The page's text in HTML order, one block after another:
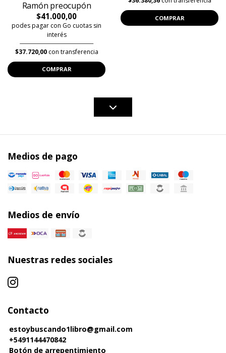
Ramón preocupón
$41.000,00
podes pagar con Go cuotas sin
interés
$37.720,00con transferencia
COMPRAR
COMPRAR
Medios de pago
Medios de envío
Nuestras redes sociales
Contacto
estoybuscando1libro@gmail.com
+5491144470842
Botón de arrepentimiento